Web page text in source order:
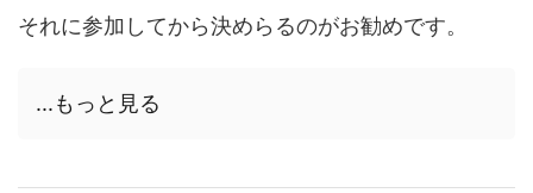
それに参加してから決めらるのがお勧めです。
...もっと見る